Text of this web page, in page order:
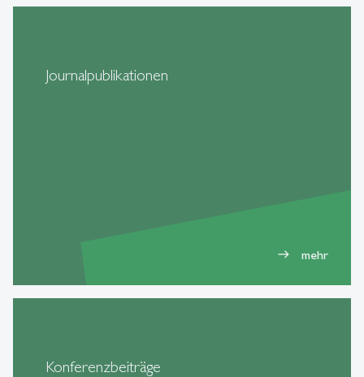
Journalpublikationen
east mehr
Konferenzbeiträge